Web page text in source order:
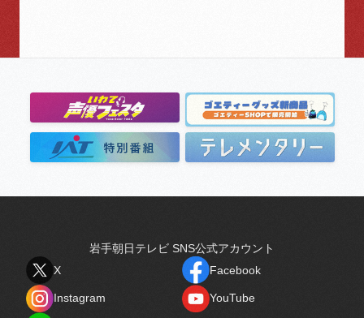
岩手朝日テレビ SNS公式アカウント
X
Facebook
Instagram
YouTube